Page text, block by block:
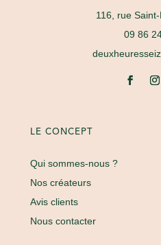
116, rue
09 86
LE CONCEPT
Qui sommes-nous ?
Nos créateurs
Avis clients
Nous contacter